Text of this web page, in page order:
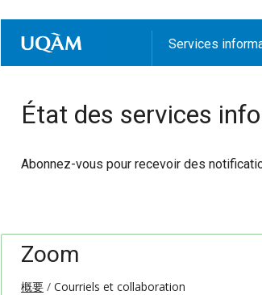
Services
État des services
Abonnez-vous pour recevoir des
Zoom
概要 Courriels et collaboration